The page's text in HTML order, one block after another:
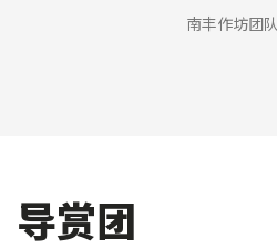
南丰作坊团
导赏团